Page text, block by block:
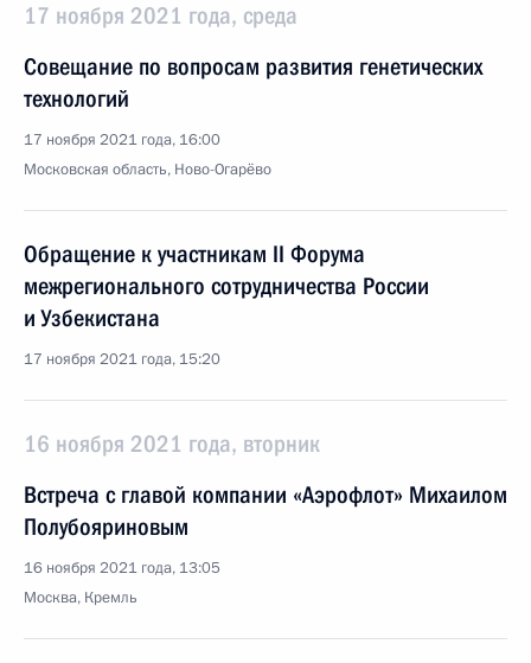
17 ноября 2021 года, среда
Совещание по вопросам развития генетических
технологий
17 ноября 2021 года, 16:00
Московская область, Ново-Огарёво
Обращение к участникам II Форума
межрегионального сотрудничества России
и Узбекистана
17 ноября 2021 года, 15:20
16 ноября 2021 года, вторник
Встреча с главой компании «Аэрофлот» Михаилом
Полубояриновым
16 ноября 2021 года, 13:05
Москва, Кремль